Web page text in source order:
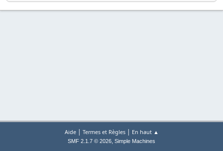
Aide| Termes et Règles| En haut ▲
SMF 2.1.7 © 2026, Simple Machines